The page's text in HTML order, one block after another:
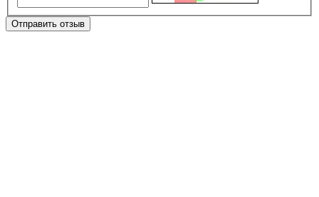
Отправить отзыв